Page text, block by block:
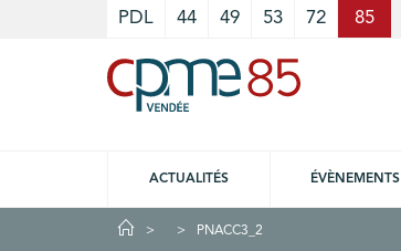
PDL 44 49 53 72 85
ACTUALITÉS ÉVÈNEMENTS
PNACC3_2
Cookies management panel